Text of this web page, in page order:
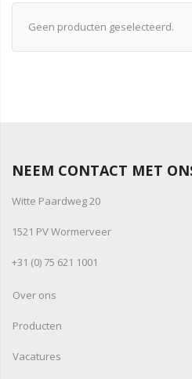
Geen producten geselecteerd.
NEEM CONTACT MET
Witte Paardweg 20
1521 PV Wormerveer
+31 (0) 75 621 1001
Over ons
Producten
Vacatures